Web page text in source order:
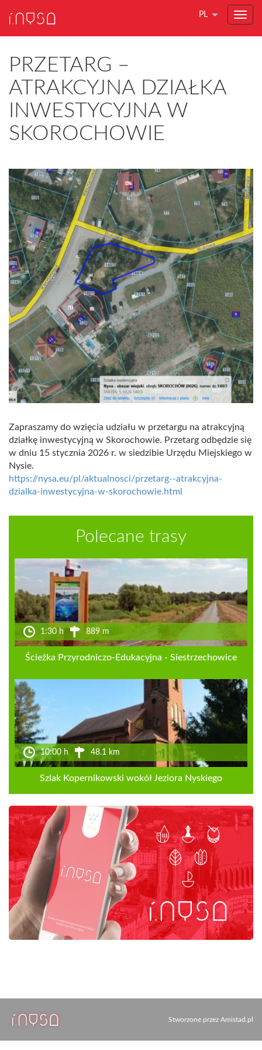
PL
PRZETARG –
ATRAKCYJNA DZIAŁKA
INWESTYCYJNA W
SKOROCHOWIE
Zapraszamy do wzięcia udziału w przetargu na atrakcyjną
działkę inwestycyjną w Skorochowie. Przetarg odbędzie się
w dniu 15 stycznia 2026 r. w siedzibie Urzędu Miejskiego w
Nysie.
https://nysa.eu/pl/aktualnosci/przetarg--atrakcyjna-
dzialka-inwestycyjna-w-skorochowie.html
Polecane trasy
1:30 h 889 m
Ścieżka Przyrodniczo-Edukacyjna - Siestrzechowice
10:00 h 48.1 km
Szlak Kopernikowski wokół Jeziora Nyskiego
Stworzone przez Amistad.pl